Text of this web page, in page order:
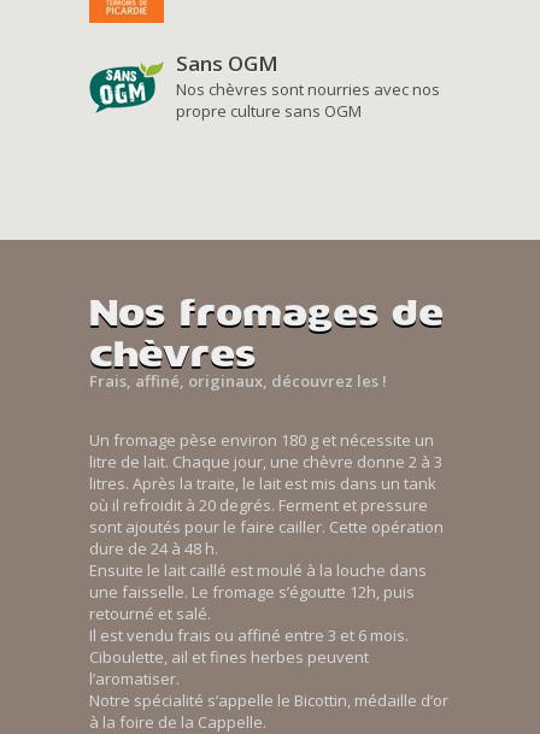
Sans OGM
Nos chèvres sont nourries avec nos
propre culture sans OGM
Nos fromages de
chèvres
Frais, affiné, originaux, découvrez les !
Un fromage pèse environ 180 g et nécessite un
litre de lait. Chaque jour, une chèvre donne 2 à 3
litres. Après la traite, le lait est mis dans un tank
où il refroidit à 20 degrés. Ferment et pressure
sont ajoutés pour le faire cailler. Cette opération
dure de 24 à 48 h.
Ensuite le lait caillé est moulé à la louche dans
une faisselle. Le fromage s’égoutte 12h, puis
retourné et salé.
Il est vendu frais ou affiné entre 3 et 6 mois.
Ciboulette, ail et fines herbes peuvent
l’aromatiser.
Notre spécialité s’appelle le Bicottin, médaille d’or
à la foire de la Cappelle.